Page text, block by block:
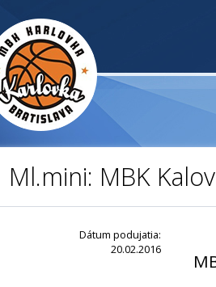
Ml.mini: MBK
Dátum podujatia:
20.02.2016